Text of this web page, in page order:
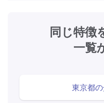
同じ特徴
一覧
東京都